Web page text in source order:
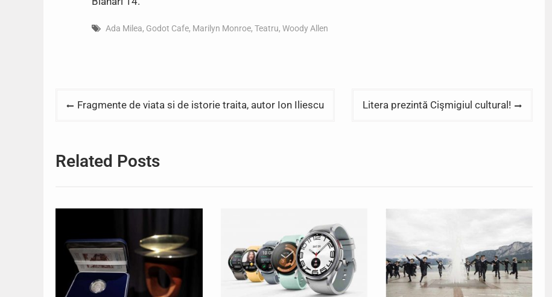
Ada Milea, Godot Cafe, Marilyn Monroe, Teatru, Woody Allen
PostFragmente de viata si de istorie traita, autor Ion Iliescu Litera prezintă Cişmigiul cultural!
Related Posts